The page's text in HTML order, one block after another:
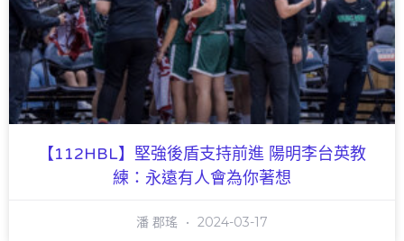
【112HBL】堅強後盾支持前進 陽明李台英教
練：永遠有人會為你著想
潘 郡瑤 2024-03-17